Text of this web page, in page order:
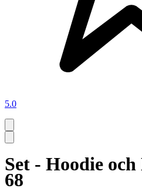
5.0
Set - Hoodie
68